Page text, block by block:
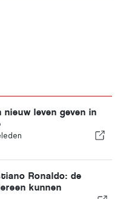
nieuw leven geven in
Ronaldo: de
kunnen